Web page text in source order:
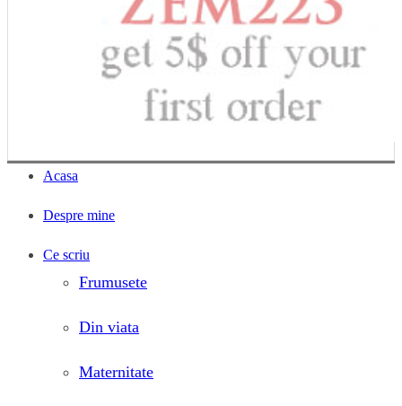
Acasa
Despre mine
Ce scriu
Frumusete
Din viata
Maternitate